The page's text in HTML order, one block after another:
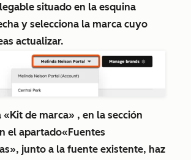
situado en la esquina
y selecciona la marca cuyo
actualizar.
«Kit de marca» , en la sección
el apartado«Fuentes
», junto a la fuente existente, haz